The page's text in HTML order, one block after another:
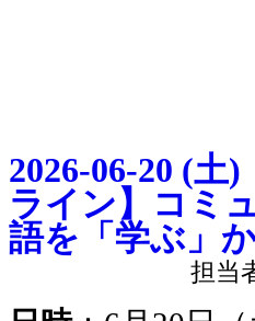
2026-06-20 (
ライン】コミ
語を「学ぶ」
担当